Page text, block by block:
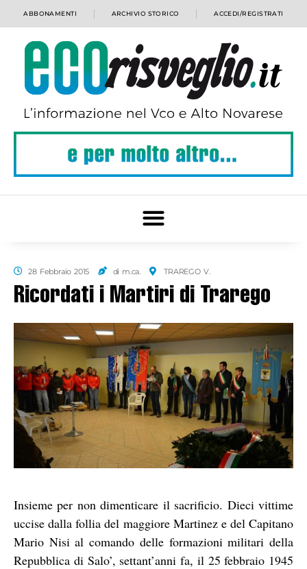
ABBONAMENTI ARCHIVIO STORICO ACCEDI/REGISTRATI
28 Febbraio 2015 di m.ca. TRAREGO V.
Ricordati i Martiri di Trarego
Insieme per non dimenticare il sacrificio. Dieci vittime
uccise dalla follia del maggiore Martinez e del Capitano
Mario Nisi al comando delle formazioni militari della
Repubblica di Salo’, settant’anni fa, il 25 febbraio 1945